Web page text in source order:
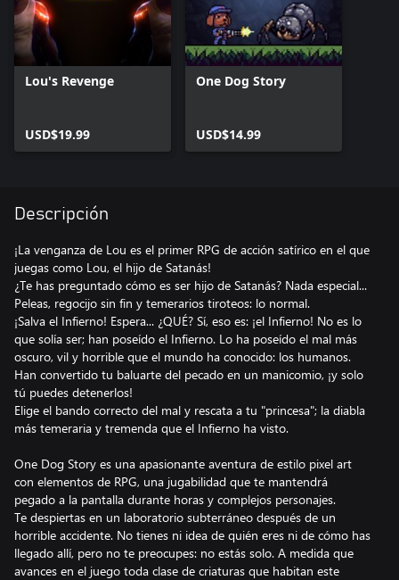
Lou's Revenge
USD$19.99
One Dog Story
USD$14.99
Descripción
¡La venganza de Lou es el primer RPG de acción satírico en el que
juegas como Lou, el hijo de Satanás!
¿Te has preguntado cómo es ser hijo de Satanás? Nada especial...
Peleas, regocijo sin fin y temerarios tiroteos: lo normal.
¡Salva el Infierno! Espera... ¿QUÉ? Sí, eso es: ¡el Infierno! No es lo
que solía ser; han poseído el Infierno. Lo ha poseído el mal más
oscuro, vil y horrible que el mundo ha conocido: los humanos.
Han convertido tu baluarte del pecado en un manicomio, ¡y solo
tú puedes detenerlos!
Elige el bando correcto del mal y rescata a tu "princesa"; la diabla
más temeraria y tremenda que el Infierno ha visto.
One Dog Story es una apasionante aventura de estilo pixel art
con elementos de RPG, una jugabilidad que te mantendrá
pegado a la pantalla durante horas y complejos personajes.
Te despiertas en un laboratorio subterráneo después de un
horrible accidente. No tienes ni idea de quién eres ni de cómo has
llegado allí, pero no te preocupes: no estás solo. A medida que
avances en el juego toda clase de criaturas que habitan este